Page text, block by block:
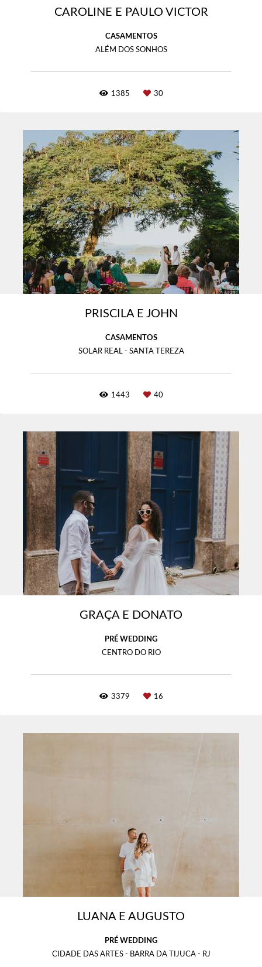
CAROLINE E PAULO VICTOR
CASAMENTOS
ALÉM DOS SONHOS
1385 30
PRISCILA E JOHN
CASAMENTOS
SOLAR REAL - SANTA TEREZA
1443 40
GRAÇA E DONATO
PRÉ WEDDING
CENTRO DO RIO
3379 16
LUANA E AUGUSTO
PRÉ WEDDING
CIDADE DAS ARTES - BARRA DA TIJUCA - RJ